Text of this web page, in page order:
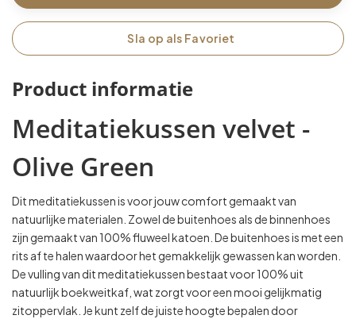
Sla op als Favoriet
Product informatie
Meditatiekussen velvet -
Olive Green
Dit meditatiekussen is voor jouw comfort gemaakt van
natuurlijke materialen. Zowel de buitenhoes als de binnenhoes
zijn gemaakt van 100% fluweel katoen. De buitenhoes is met een
rits af te halen waardoor het gemakkelijk gewassen kan worden.
De vulling van dit meditatiekussen bestaat voor 100% uit
natuurlijk boekweitkaf, wat zorgt voor een mooi gelijkmatig
zitoppervlak. Je kunt zelf de juiste hoogte bepalen door